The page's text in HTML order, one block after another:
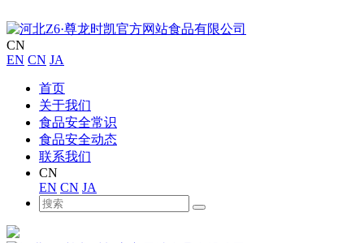
CN
EN CN JA
首页
关于我们
食品安全常识
食品安全动态
联系我们
CN
EN CN JA